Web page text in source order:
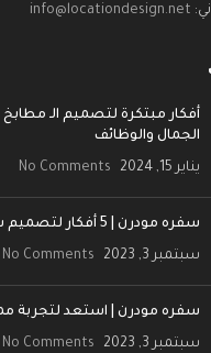
info@locationdesign.net
الجمال والوظائف
يناير 15, 2024 No Comments
سفره مودرن | 5 أفكار لتصميم سفرة و بوفيه ونيش
سبتمبر 3, 2023 No Comments
سفره مودرن | استعد لتجربة
سبتمبر 3, 2023 No Comments